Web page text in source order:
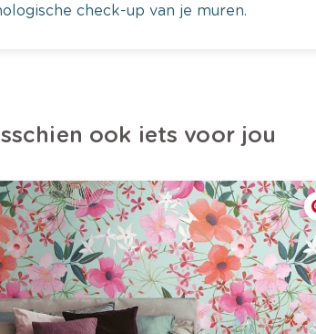
check-up van je muren.
ook iets voor jou